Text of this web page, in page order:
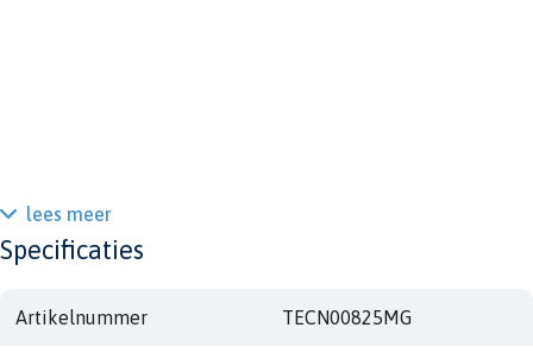
lees meer
Specificaties
Artikelnummer TECN00825MG